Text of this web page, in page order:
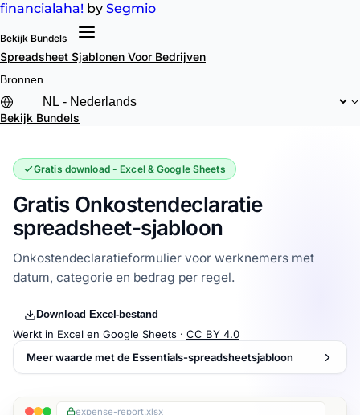
financialaha! by Segmio
Bekijk Bundels
Spreadsheet Sjablonen Voor Bedrijven
Bronnen
Bekijk Bundels
Gratis download - Excel & Google Sheets
Gratis Onkostendeclaratie
spreadsheet-sjabloon
Onkostendeclaratieformulier voor werknemers met
datum, categorie en bedrag per regel.
Download Excel-bestand
Werkt in Excel en Google Sheets · CC BY 4.0
Meer waarde met de Essentials-spreadsheetsjabloon
expense-report.xlsx